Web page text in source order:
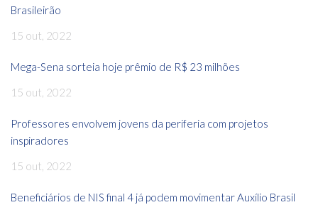
Brasileirão
15 out, 2022
Mega-Sena sorteia hoje prêmio de R$ 23 milhões
15 out, 2022
Professores envolvem jovens da periferia com projetos
inspiradores
15 out, 2022
Beneficiários de NIS final 4 já podem movimentar Auxílio Brasil